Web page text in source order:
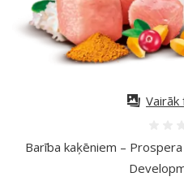
Barība kaķēniem –